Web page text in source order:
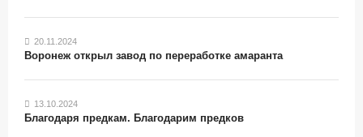
20.11.2024
Воронеж открыл завод по переработке амаранта
13.10.2024
Благодаря предкам. Благодарим предков